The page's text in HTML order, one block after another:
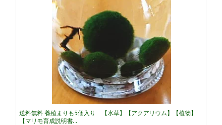
送料無料 養殖まりも5個入り 【水草】【アクアリウム】【植物】
【マリモ育成説明書...